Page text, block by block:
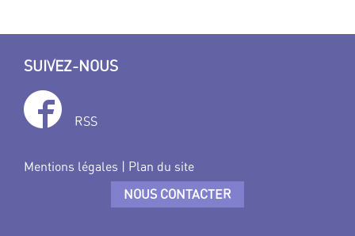
SUIVEZ-NOUS
RSS
Mentions légales | Plan du site
NOUS CONTACTER